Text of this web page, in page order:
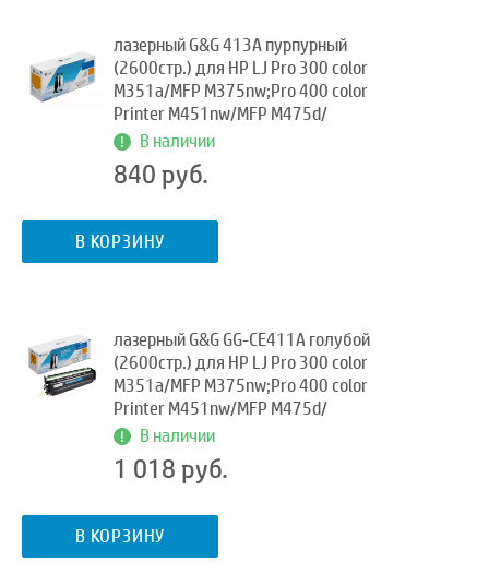
лазерный G&G 413A пурпурный
(2600стр.) для HP LJ Pro 300 color
M351a/MFP M375nw;Pro 400 color
Printer M451nw/MFP M475d/
В наличии
840 руб.
В КОРЗИНУ
лазерный G&G GG-CE411A голубой
(2600стр.) для HP LJ Pro 300 color
M351a/MFP M375nw;Pro 400 color
Printer M451nw/MFP M475d/
В наличии
1 018 руб.
В КОРЗИНУ